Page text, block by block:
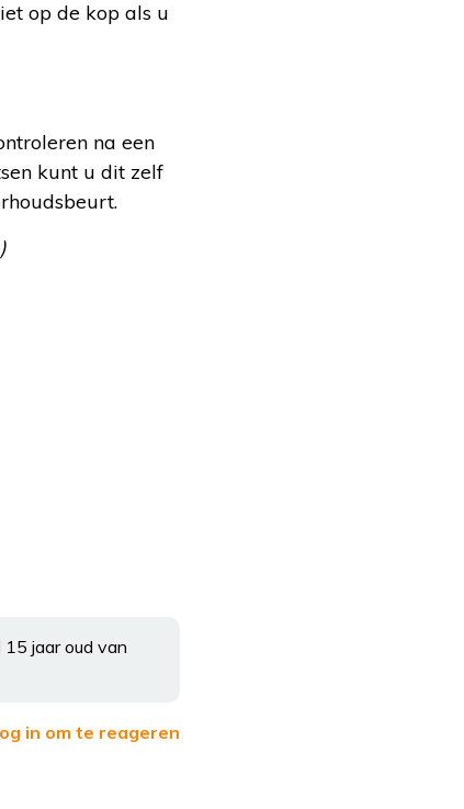
op de kop als u
na een
kunt u dit zelf
)
jaar oud van
in om te reageren